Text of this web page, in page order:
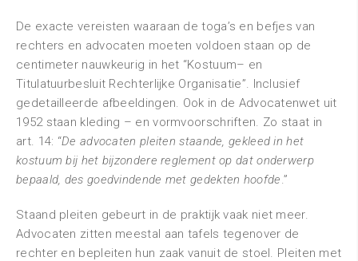
De exacte vereisten waaraan de toga’s en befjes van
rechters en advocaten moeten voldoen staan op de
centimeter nauwkeurig in het “Kostuum– en
Titulatuurbesluit Rechterlijke Organisatie”. Inclusief
gedetailleerde afbeeldingen. Ook in de Advocatenwet uit
1952 staan kleding – en vormvoorschriften. Zo staat in
art. 14: “De advocaten pleiten staande, gekleed in het
kostuum bij het bijzondere reglement op dat onderwerp
bepaald, des goedvindende met gedekten hoofde.”
Staand pleiten gebeurt in de praktijk vaak niet meer.
Advocaten zitten meestal aan tafels tegenover de
rechter en bepleiten hun zaak vanuit de stoel. Pleiten met